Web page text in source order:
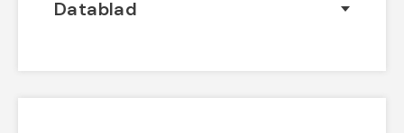
Datablad